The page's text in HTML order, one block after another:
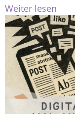
Weiter lesen